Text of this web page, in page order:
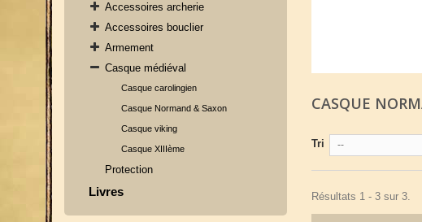
Accessoires archerie
Accessoires bouclier
Armement
Casque médiéval
Casque carolingien
Casque Normand & Saxon
Casque viking
Casque XIIIème
Protection
Livres
CASQUE
Tri --
Résultats 1 - 3 sur 3.